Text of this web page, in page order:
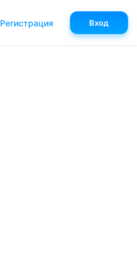
Регистрация Вход